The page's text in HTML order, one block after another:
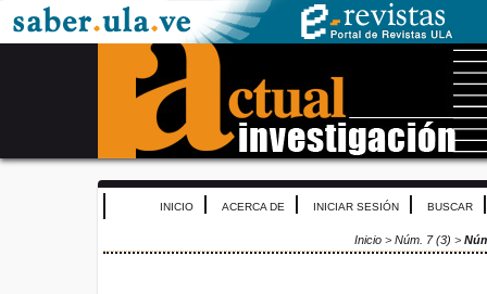
INICIO ACERCA DE INICIAR SESIÓN BUSCAR
Inicio > Núm. 7 (3) >